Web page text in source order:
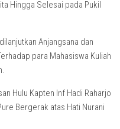
Hingga Selesai pada Pukil
Anjangsana dan
para Mahasiswa Kuliah
Hulu Kapten Inf Hadi Raharjo
Bergerak atas Hati Nurani